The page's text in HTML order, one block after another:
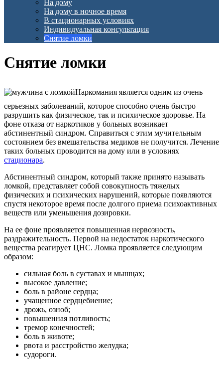
На дому
На дому в ночное время
В стационарных условиях
Индивидуальная консультация
Снятие ломки
Снятие ломки
Наркомания является одним из очень
серьезных заболеваний, которое способно очень быстро
разрушить как физическое, так и психическое здоровье. На
фоне отказа от наркотиков у больных возникает
абстинентный синдром. Справиться с этим мучительным
состоянием без вмешательства медиков не получится. Лечение
таких больных проводится на дому или в условиях
стационара.
Абстинентный синдром, который также принято называть
ломкой, представляет собой совокупность тяжелых
физических и психических нарушений, которые появляются
спустя некоторое время после долгого приема психоактивных
веществ или уменьшения дозировки.
На ее фоне проявляется повышенная нервозность,
раздражительность. Первой на недостаток наркотического
вещества реагирует ЦНС. Ломка проявляется следующим
образом:
сильная боль в суставах и мышцах;
высокое давление;
боль в районе сердца;
учащенное сердцебиение;
дрожь, озноб;
повышенная потливость;
тремор конечностей;
боль в животе;
рвота и расстройство желудка;
судороги.